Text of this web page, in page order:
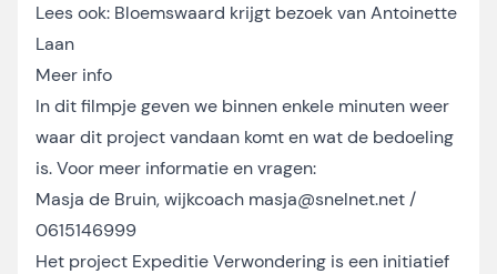
Lees ook: Bloemswaard krijgt bezoek van Antoinette
Laan
Meer info
Inditfilmpje geven we binnen enkele minuten weer
waar dit project vandaan komt en wat de bedoeling
is. Voor meer informatie en vragen:
Masja de Bruin, wijkcoach masja@snelnet.net /
0615146999
Het project Expeditie Verwondering is een initiatief